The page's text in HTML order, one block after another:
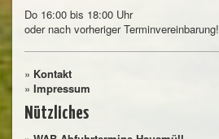
Do 16:00 bis 18:00 Uhr
oder nach vorheriger Terminvereinbarung!
» Kontakt
» Impressum
Nützliches